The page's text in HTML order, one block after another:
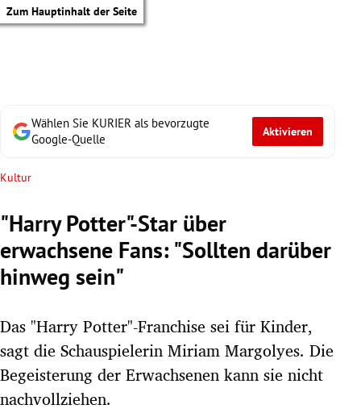
Zum Hauptinhalt der Seite
Untermenü
Untermenü
Wählen Sie KURIER als bevorzugte
Google-Quelle
Aktivieren
Kultur
"Harry Potter"-Star über
erwachsene Fans: "Sollten darüber
hinweg sein"
Das "Harry Potter"-Franchise sei für Kinder,
sagt die Schauspielerin Miriam Margolyes. Die
Begeisterung der Erwachsenen kann sie nicht
nachvollziehen.